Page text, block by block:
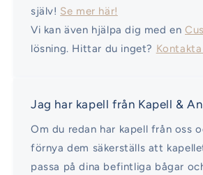
själv! Se mer här!
Vi kan även hjälpa dig med en
lösning. Hittar du inget?
Jag har kapell från Kapell &
Om du redan har kapell från oss
förnya dem säkerställs att
passa på dina befintliga bågar